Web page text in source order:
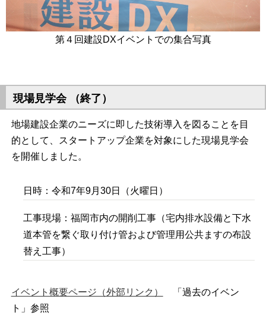
第４回建設DXイベントでの集合写真
現場見学会 （終了）
地場建設企業のニーズに即した技術導入を図ることを目
的として、スタートアップ企業を対象にした現場見学会
を開催しました。
日時：令和7年9月30日（火曜日）
工事現場：福岡市内の開削工事（宅内排水設備と下水
道本管を繋ぐ取り付け管および管理用公共ますの布設
替え工事）
イベント概要ページ（外部リンク）
「過去のイベン
ト」参照